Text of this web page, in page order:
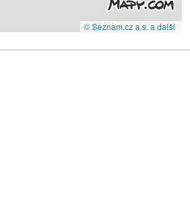
© Seznam.cz a.s. a další